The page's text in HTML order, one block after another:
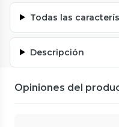
Todas las
Descripción
Opiniones del